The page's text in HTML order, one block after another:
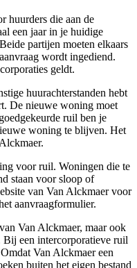
huurders die aan de
een jaar in je huidige
partijen moeten elkaars
wordt ingediend.
geldt.
huurachterstanden hebt
De nieuwe woning moet
ruil ben je
woning te blijven. Het
voor ruil. Woningen die te
staan voor sloop of
van Van Alckmaer voor
aanvraagformulier.
Van Alckmaer, maar ook
Bij een intercorporatieve ruil
Van Alckmaer een
buiten het eigen bestand